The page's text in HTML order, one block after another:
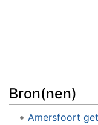
Bron(nen)
Amersfoort